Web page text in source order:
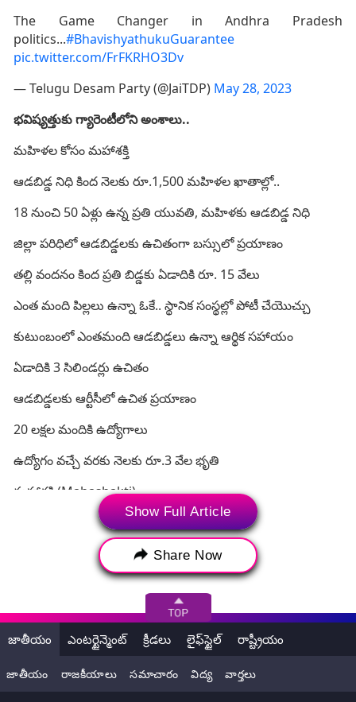
The Game Changer in Andhra Pradesh
politics...#BhavishyathukuGuarantee
pic.twitter.com/FrFKRHO3Dv
— Telugu Desam Party (@JaiTDP) May 28, 2023
భవిష్యత్తుకు గ్యారెంటీలోని అంశాలు..
మహిళల కోసం మహాశక్తి
ఆడబిడ్డ నిధి కింద నెలకు రూ.1,500 మహిళల ఖాతాల్లో..
18 నుంచి 50 ఏళ్లు ఉన్న ప్రతి యువతి, మహిళకు ఆడబిడ్డ నిధి
జిల్లా పరిధిలో ఆడబిడ్డలకు ఉచితంగా బస్సులో ప్రయాణం
తల్లి వందనం కింద ప్రతి బిడ్డకు ఏడాదికి రూ. 15 వేలు
ఎంత మంది పిల్లలు ఉన్నా ఓకే.. స్థానిక సంస్థల్లో పోటీ చేయొచ్చు
కుటుంబంలో ఎంతమంది ఆడబిడ్డలు ఉన్నా ఆర్థిక సహాయం
ఏడాదికి 3 సిలిండర్లు ఉచితం
ఆడబిడ్డలకు ఆర్టీసీలో ఉచిత ప్రయాణం
20 లక్షల మందికి ఉద్యోగాలు
ఉద్యోగం వచ్చే వరకు నెలకు రూ.3 వేల భృతి
మహాశక్తి (Mahashakti)
1.18 ఏళ్ళు నిండిన స్త్రీక
్త్రీి"ఆడబిడ్డనిధి" కింద నెలకు 1500 రూపాయలను నేరుగా
వారిఖాతాల్లో జమ చేస్తాము
#BhavishyathukuGuarantee
pic.twitter.com/8JgEkXWLSQ
— Telugu Desam Party (@JaiTDP)May 28, 2023
మినీ మేనిఫెస్టోను ప్రకటించిన చంద్రబాబు
Show Full Article
Share Now
జాతీయం ఎంటర్టైన్మెంట్ క్రీడలు లైఫ్‌స్టైల్ రాష్ట్రీయం
జాతీయం రాజకీయాలు సమాచారం విద్య వార్తలు